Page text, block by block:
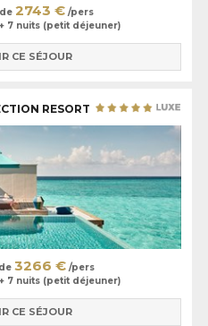
2743 €/pers
7 nuits (petit déjeuner)
CE SÉJOUR
RESORT
3266 €/pers
7 nuits (petit déjeuner)
CE SÉJOUR